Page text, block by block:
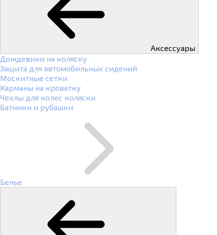
Аксессуары
Дождевики на коляску
Защита для автомобильных сидений
Москитные сетки
Карманы на кроватку
Чехлы для колес коляски
Батники и рубашки
Белье